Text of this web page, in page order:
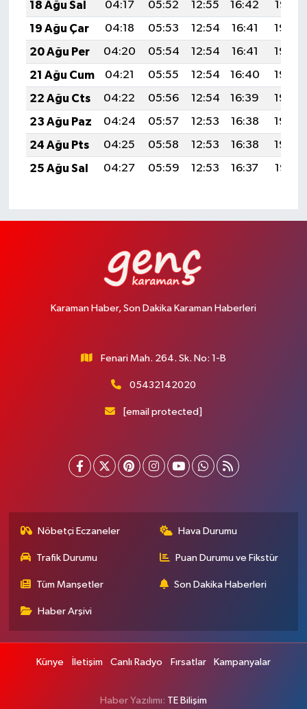
18 Ağu Sal
04:17 05:52 12:55 16:42
19:47
19 Ağu Çar
04:18 05:53 12:54 16:41
19:46
20 Ağu Per
04:20 05:54 12:54 16:41
19:44
21 Ağu Cum
04:21 05:55 12:54 16:40
19:43
22 Ağu Cts
04:22 05:56 12:54 16:39
19:42
23 Ağu Paz
04:24 05:57 12:53 16:38
19:40
24 Ağu Pts
04:25 05:58 12:53 16:38
19:39
25 Ağu Sal
04:27 05:59 12:53 16:37 19:37
Karaman Haber, Son Dakika Karaman Haberleri
Fenari Mah. 264. Sk. No: 1-B
05432142020
[email protected]
Nöbetçi Eczaneler Hava Durumu
Trafik Durumu Puan Durumu ve Fikstür
Tüm Manşetler Son Dakika Haberleri
Haber Arşivi
Künye İletişim Canlı Radyo Fırsatlar Kampanyalar
Haber Yazılımı: TE Bilişim